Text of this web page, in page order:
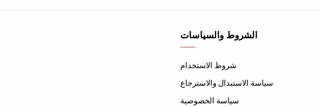
الشروط والسياسات
شروط الاستخدام
سياسة الاستبدال والاسترجاع
سياسة الخصوصية